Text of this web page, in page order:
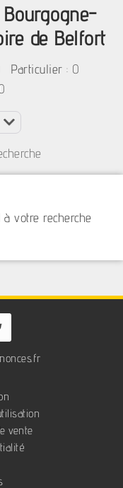
de Belfort
Particulier : 0
votre recherche
vente